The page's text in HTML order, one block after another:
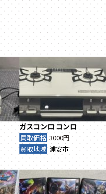
ガスコンロ コンロ
買取価格 3000円
買取地域 浦安市